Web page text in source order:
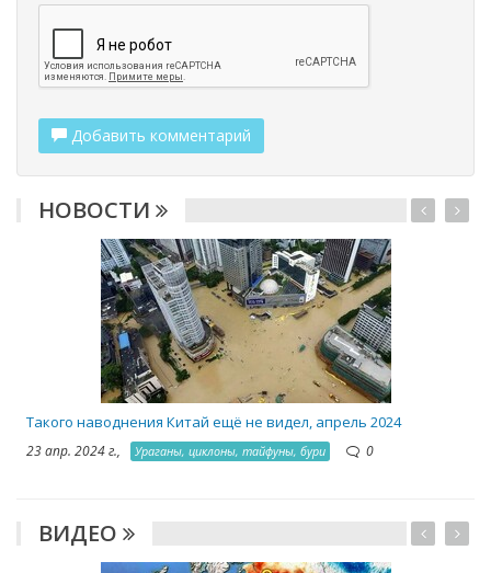
Добавить комментарий
НОВОСТИ
Такого наводнения Китай ещё не видел, апрель 2024
23 апр. 2024 г., Ураганы, циклоны, тайфуны, бури 0
ВИДЕО